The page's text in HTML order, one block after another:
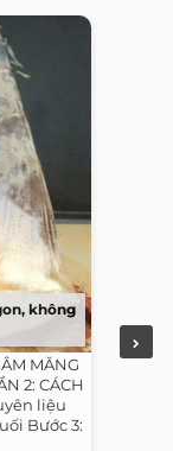
không
MĂNG
2: CÁCH
liệu
Bước 3: